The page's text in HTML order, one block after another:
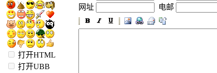
打开HTML
打开UBB
网址
电邮